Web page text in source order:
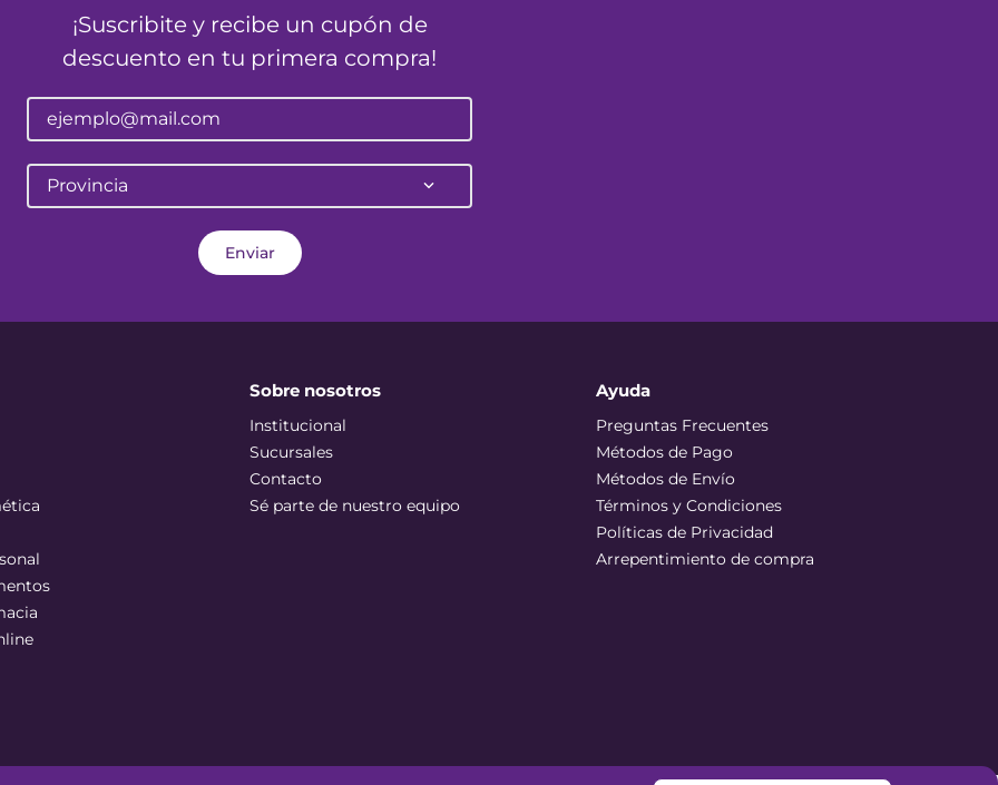
¡Suscribite y recibe un cupón de
descuento en tu primera compra!
Provincia
Enviar
Sobre nosotros
Institucional
Sucursales
Contacto
Sé parte de nuestro equipo
Ayuda
Preguntas Frecuentes
Métodos de Pago
Métodos de Envío
Términos y Condiciones
Políticas de Privacidad
Arrepentimiento de compra